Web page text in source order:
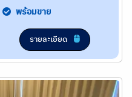
พร้อมขาย
รายละเอียด